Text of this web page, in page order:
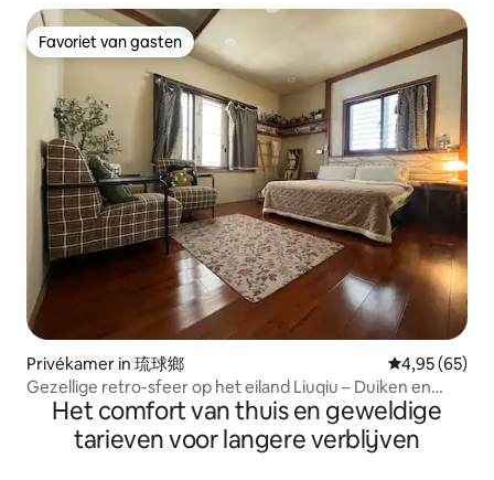
Favoriet van gasten
Favoriet van gasten
Privékamer in 琉球鄉 Gemiddelde
4,95 (65)
Gezellige retro-sfeer op het eiland Liuqiu – Duiken en
verblijf
Het comfort van thuis en geweldige
tarieven voor langere verblijven